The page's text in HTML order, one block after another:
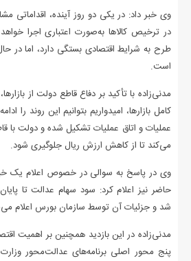
وی خبر داد: در یکی دو روز آینده، اقداماتی
در ترخیص کالاها به‌صورت اعتباری اجرا
طرح به شرایط اقتصادی بستگی دارد، اما در
است.
مدنی‌زاده با تأکید بر دفاع قاطع دولت از
کامل بازارها، امیدواریم بتوانیم این روند را
عملیات و اتاق عملیات تشکیل شده و دولت با
می‌کند تا از کاهش ارزش ریال جلوگیری شود.
وی در پاسخ به سوالی در خصوص اعلام یک
حاضر نیز اعلام کرد: سود سهام عدالت تا
شد و جزئیات آن توسط سازمان بورس اعلام
مدنی‌زاده در این بازدید همچنین بر اهمیت
پنج محور اصلی برنامه‌های عدالت‌محور